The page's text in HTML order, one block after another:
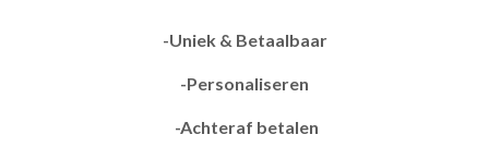
-Uniek & Betaalbaar
-Personaliseren
-Achteraf betalen